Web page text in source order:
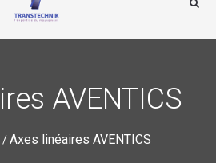
AVENTICS
/Axes linéaires AVENTICS